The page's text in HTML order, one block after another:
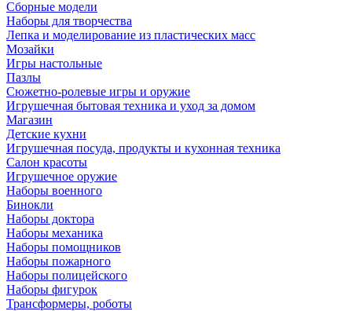
Сборные модели
Наборы для творчества
Лепка и моделирование из пластических масс
Мозайки
Игры настольные
Пазлы
Сюжетно-ролевые игры и оружие
Игрушечная бытовая техника и уход за домом
Магазин
Детские кухни
Игрушечная посуда, продукты и кухонная техника
Салон красоты
Игрушечное оружие
Наборы военного
Бинокли
Наборы доктора
Наборы механика
Наборы помощников
Наборы пожарного
Наборы полицейского
Наборы фигурок
Трансформеры, роботы